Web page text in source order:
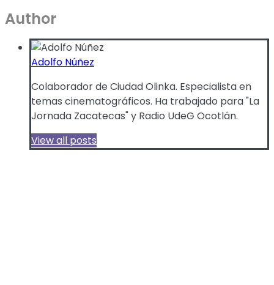
Author
Adolfo Núñez
Colaborador de Ciudad Olinka. Especialista en
temas cinematográficos. Ha trabajado para "La
Jornada Zacatecas" y Radio UdeG Ocotlán.
View all posts